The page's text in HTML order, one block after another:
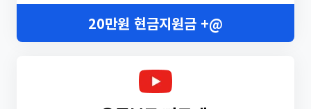
20만원 현금지원금 +@